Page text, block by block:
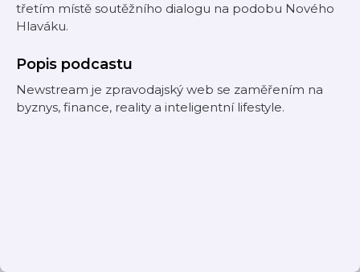
třetím místě soutěžního dialogu na podobu Nového
Hlaváku.
Popis podcastu
Newstream je zpravodajský web se zaměřením na
byznys, finance, reality a inteligentní lifestyle.